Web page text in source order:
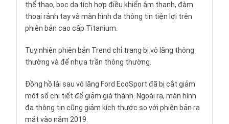
thể thao, bọc da tích hợp điều khiển âm thanh, đàm
thoại rảnh tay và màn hình đa thông tin tiện lợi trên
phiên bản cao cấp Titanium.
Tuy nhiên phiên bản Trend chỉ trang bị vô lăng thông
thường và để nhựa trần thông thường.
Đồng hồ lái sau vô lăng Ford EcoSport đã bị cắt giảm
một số chi tiết để giảm giá thành. Ngoài ra, màn hình
đa thông tin cũng giảm kích thước so với phiên bản ra
mắt vào năm 2019.